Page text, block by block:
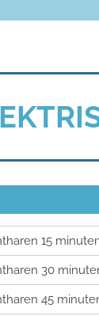
15
30
45